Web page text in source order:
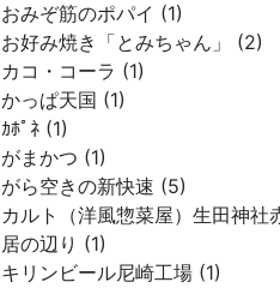
おみぞ筋のポパイ (1)
お好み焼き「とみちゃん」 (2)
カコ・コーラ (1)
かっぱ天国 (1)
ｶﾎﾟﾈ (1)
がまかつ (1)
がら空きの新快速 (5)
カルト（洋風惣菜屋）生田神社
居の辺り (1)
キリンビール尼崎工場 (1)